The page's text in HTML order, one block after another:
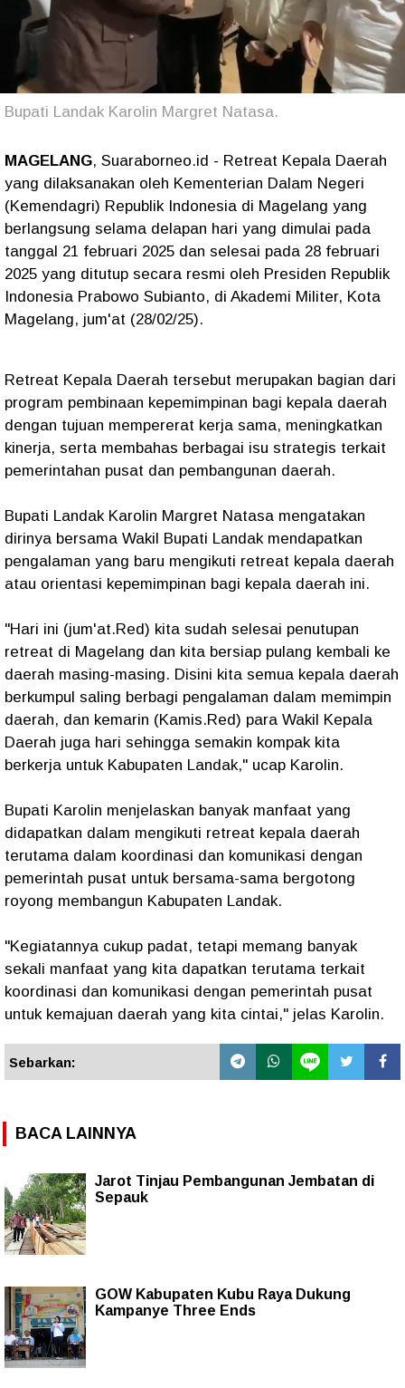
Bupati Landak Karolin Margret Natasa.
MAGELANG, Suaraborneo.id - Retreat Kepala Daerah
yang dilaksanakan oleh Kementerian Dalam Negeri
(Kemendagri) Republik Indonesia di Magelang yang
berlangsung selama delapan hari yang dimulai pada
tanggal 21 februari 2025 dan selesai pada 28 februari
2025 yang ditutup secara resmi oleh Presiden Republik
Indonesia Prabowo Subianto, di Akademi Militer, Kota
Magelang, jum'at (28/02/25).
Retreat Kepala Daerah tersebut merupakan bagian dari
program pembinaan kepemimpinan bagi kepala daerah
dengan tujuan mempererat kerja sama, meningkatkan
kinerja, serta membahas berbagai isu strategis terkait
pemerintahan pusat dan pembangunan daerah.
Bupati Landak Karolin Margret Natasa mengatakan
dirinya bersama Wakil Bupati Landak mendapatkan
pengalaman yang baru mengikuti retreat kepala daerah
atau orientasi kepemimpinan bagi kepala daerah ini.
"Hari ini (jum'at.Red) kita sudah selesai penutupan
retreat di Magelang dan kita bersiap pulang kembali ke
daerah masing-masing. Disini kita semua kepala daerah
berkumpul saling berbagi pengalaman dalam memimpin
daerah, dan kemarin (Kamis.Red) para Wakil Kepala
Daerah juga hari sehingga semakin kompak kita
berkerja untuk Kabupaten Landak," ucap Karolin.
Bupati Karolin menjelaskan banyak manfaat yang
didapatkan dalam mengikuti retreat kepala daerah
terutama dalam koordinasi dan komunikasi dengan
pemerintah pusat untuk bersama-sama bergotong
royong membangun Kabupaten Landak.
"Kegiatannya cukup padat, tetapi memang banyak
sekali manfaat yang kita dapatkan terutama terkait
koordinasi dan komunikasi dengan pemerintah pusat
untuk kemajuan daerah yang kita cintai," jelas Karolin.
Sebarkan:
BACA LAINNYA
Jarot Tinjau Pembangunan Jembatan di
Sepauk
GOW Kabupaten Kubu Raya Dukung
Kampanye Three Ends